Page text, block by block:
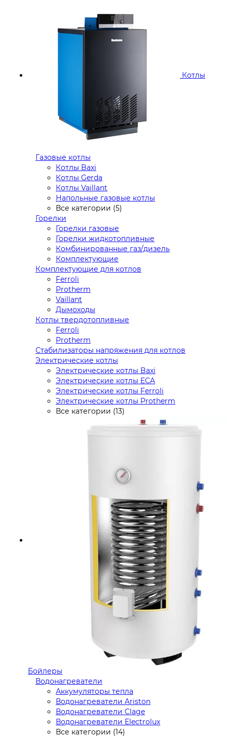
Котлы
Газовые котлы
Котлы Baxi
Котлы Gerda
Котлы Vaillant
Напольные газовые котлы
Все категории (5)
Горелки
Горелки газовые
Горелки жидкотопливные
Комбинированные газ/дизель
Комплектующие
Комплектующие для котлов
Ferroli
Protherm
Vaillant
Дымоходы
Котлы твердотопливные
Ferroli
Protherm
Стабилизаторы напряжения для котлов
Электрические котлы
Электрические котлы Baxi
Электрические котлы ECA
Электрические котлы Ferroli
Электрические котлы Protherm
Все категории (13)
Бойлеры
Водонагреватели
Аккумуляторы тепла
Водонагреватели Ariston
Водонагреватели Clage
Водонагреватели Electrolux
Все категории (14)